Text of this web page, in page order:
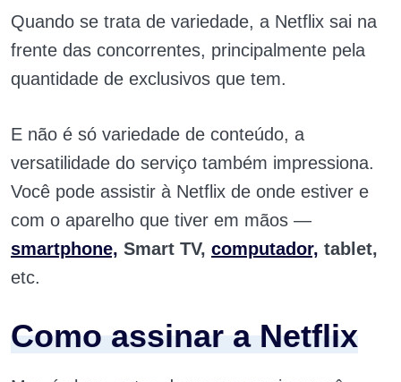
Quando se trata de variedade, a Netflix sai na
frente das concorrentes, principalmente pela
quantidade de exclusivos que tem.
E não é só variedade de conteúdo, a
versatilidade do serviço também impressiona.
Você pode assistir à Netflix de onde estiver e
com o aparelho que tiver em mãos —
smartphone, Smart TV, computador, tablet,
etc.
Como assinar a Netflix